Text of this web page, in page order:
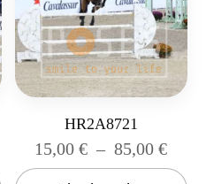
HR2A8721
15,00€ – 85,00€